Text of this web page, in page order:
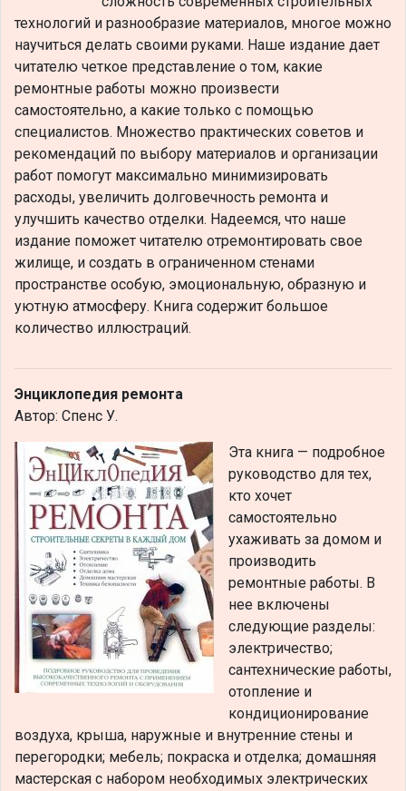
технологий и разнообразие материалов, многое можно
научиться делать своими руками. Наше издание дает
читателю четкое представление о том, какие
ремонтные работы можно произвести
самостоятельно, а какие только с помощью
специалистов. Множество практических советов и
рекомендаций по выбору материалов и организации
работ помогут максимально минимизировать
расходы, увеличить долговечность ремонта и
улучшить качество отделки. Надеемся, что наше
издание поможет читателю отремонтировать свое
жилище, и создать в ограниченном стенами
пространстве особую, эмоциональную, образную и
уютную атмосферу. Книга содержит большое
количество иллюстраций.
Энциклопедия ремонта
Автор: Спенс У.
Эта книга — подробное
руководство для тех,
кто хочет
самостоятельно
ухаживать за домом и
производить
ремонтные работы. В
нее включены
следующие разделы:
электричество;
сантехнические работы,
отопление и
кондиционирование
воздуха, крыша, наружные и внутренние стены и
перегородки; мебель; покраска и отделка; домашняя
мастерская с набором необходимых электрических